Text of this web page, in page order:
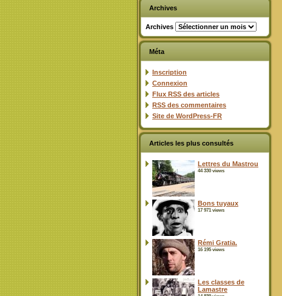
Archives
Archives
Méta
Inscription
Connexion
Flux RSS des articles
RSS des commentaires
Site de WordPress-FR
Articles les plus consultés
Lettres du Mastrou
44 330 views
Bons tuyaux
17 971 views
Rémi Gratia.
16 195 views
Les classes de
Lamastre